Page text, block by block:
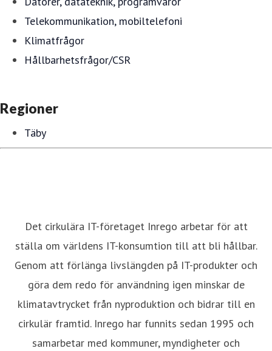
Telekommunikation, mobiltelefoni
Klimatfrågor
Hållbarhetsfrågor/CSR
Regioner
Täby
Det cirkulära IT-företaget Inrego arbetar för att
ställa om världens IT-konsumtion till att bli hållbar.
Genom att förlänga livslängden på IT-produkter och
göra dem redo för användning igen minskar de
klimatavtrycket från nyproduktion och bidrar till en
cirkulär framtid. Inrego har funnits sedan 1995 och
samarbetar med kommuner, myndigheter och